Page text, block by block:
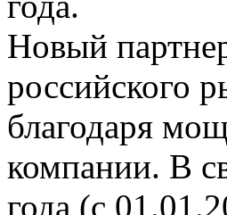
Новый
российского
благодаря
компании. В
года (с